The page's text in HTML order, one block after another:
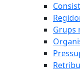
Grups